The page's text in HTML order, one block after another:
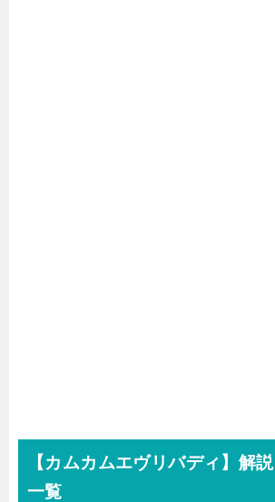
【カムカムエヴリバディ】解
一覧